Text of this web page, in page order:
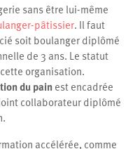
sans être lui-même
pâtissier. Il faut
soit boulanger diplômé
de 3 ans. Le statut
organisation.
du painest encadrée
collaborateur diplômé
accélérée, comme